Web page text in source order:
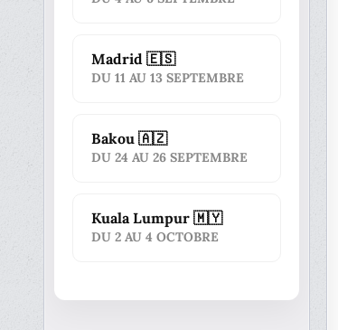
Madrid 🇪🇸
DU 11 AU 13 SEPTEMBRE
Bakou 🇦🇿
DU 24 AU 26 SEPTEMBRE
Kuala Lumpur 🇲🇾
DU 2 AU 4 OCTOBRE